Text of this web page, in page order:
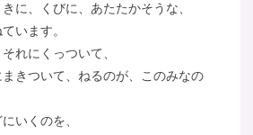
に、くびに、あたたかそうな、
います。
れにくっついて、
きついて、ねるのが、このみなの
いくのを、